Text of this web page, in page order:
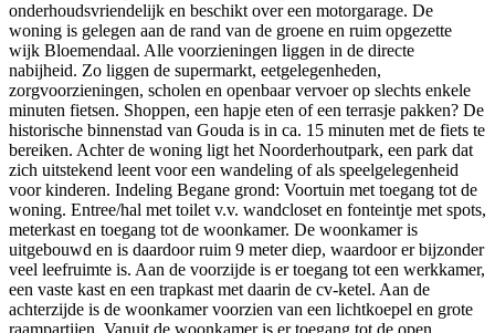
onderhoudsvriendelijk en beschikt over een motorgarage. De
woning is gelegen aan de rand van de groene en ruim opgezette
wijk Bloemendaal. Alle voorzieningen liggen in de directe
nabijheid. Zo liggen de supermarkt, eetgelegenheden,
zorgvoorzieningen, scholen en openbaar vervoer op slechts enkele
minuten fietsen. Shoppen, een hapje eten of een terrasje pakken? De
historische binnenstad van Gouda is in ca. 15 minuten met de fiets te
bereiken. Achter de woning ligt het Noorderhoutpark, een park dat
zich uitstekend leent voor een wandeling of als speelgelegenheid
voor kinderen. Indeling Begane grond: Voortuin met toegang tot de
woning. Entree/hal met toilet v.v. wandcloset en fonteintje met spots,
meterkast en toegang tot de woonkamer. De woonkamer is
uitgebouwd en is daardoor ruim 9 meter diep, waardoor er bijzonder
veel leefruimte is. Aan de voorzijde is er toegang tot een werkkamer,
een vaste kast en een trapkast met daarin de cv-ketel. Aan de
achterzijde is de woonkamer voorzien van een lichtkoepel en grote
raampartijen. Vanuit de woonkamer is er toegang tot de open